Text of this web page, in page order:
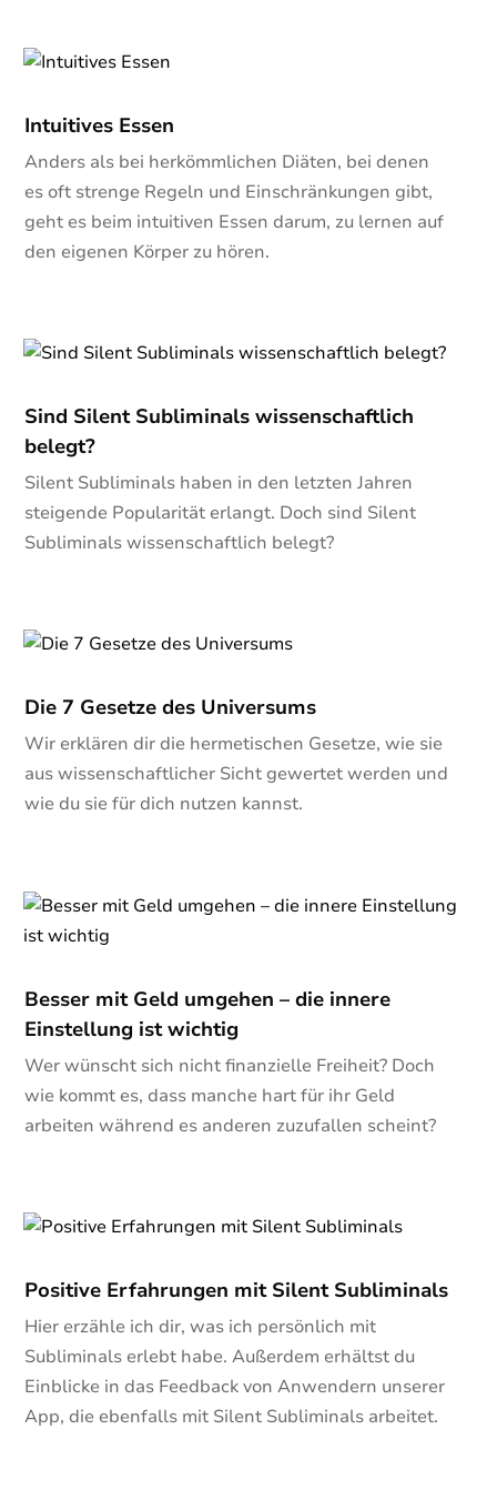
Intuitives Essen
Anders als bei herkömmlichen Diäten, bei denen
es oft strenge Regeln und Einschränkungen gibt,
geht es beim intuitiven Essen darum, zu lernen auf
den eigenen Körper zu hören.
Sind Silent Subliminals wissenschaftlich
belegt?
Silent Subliminals haben in den letzten Jahren
steigende Popularität erlangt. Doch sind Silent
Subliminals wissenschaftlich belegt?
Die 7 Gesetze des Universums
Wir erklären dir die hermetischen Gesetze, wie sie
aus wissenschaftlicher Sicht gewertet werden und
wie du sie für dich nutzen kannst.
Besser mit Geld umgehen – die innere
Einstellung ist wichtig
Wer wünscht sich nicht finanzielle Freiheit? Doch
wie kommt es, dass manche hart für ihr Geld
arbeiten während es anderen zuzufallen scheint?
Positive Erfahrungen mit Silent Subliminals
Hier erzähle ich dir, was ich persönlich mit
Subliminals erlebt habe. Außerdem erhältst du
Einblicke in das Feedback von Anwendern unserer
App, die ebenfalls mit Silent Subliminals arbeitet.